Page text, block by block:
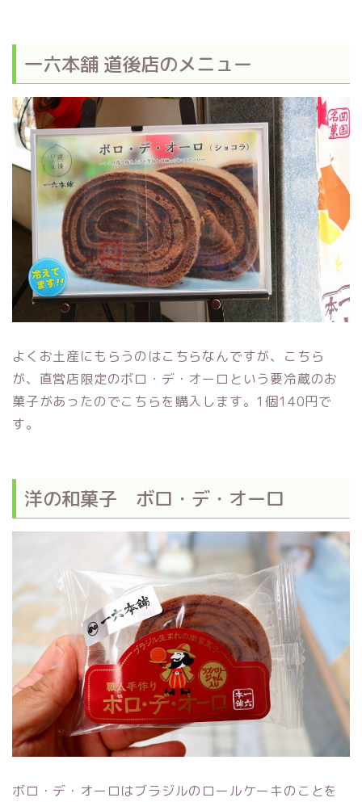
一六本舗 道後店のメニュー
よくお土産にもらうのはこちらなんですが、こちら
が、直営店限定のボロ・デ・オーロという要冷蔵のお
菓子があったのでこちらを購入します。1個140円で
す。
洋の和菓子 ボロ・デ・オーロ
ボロ・デ・オーロはブラジルのロールケーキのことを